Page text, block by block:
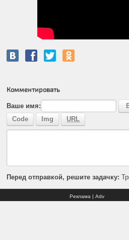
Комментировать
Ваше имя:
Перед отправкой, решите задачку:
Реклама | Adv